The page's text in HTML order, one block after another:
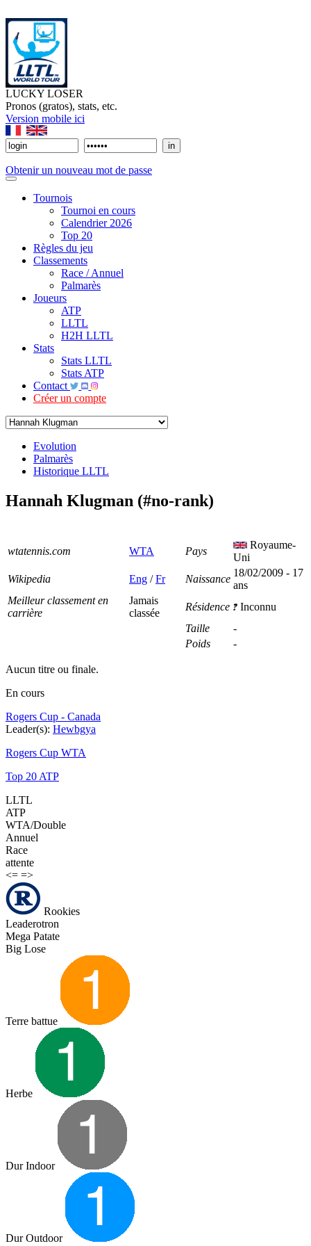
LUCKY LOSER
Pronos (gratos), stats, etc.
Version mobile ici
Obtenir un nouveau mot de passe
Tournois
Tournoi en cours
Calendrier 2026
Top 20
Règles du jeu
Classements
Race / Annuel
Palmarès
Joueurs
ATP
LLTL
H2H LLTL
Stats
Stats LLTL
Stats ATP
Contact
Créer un compte
Evolution
Palmarès
Historique LLTL
Hannah Klugman (#no-rank)
wtatennis.com WTA Pays
Royaume-
Uni
Wikipedia
Eng /Fr Naissance
18/02/2009 - 17
ans
Meilleur classement en
carrière
Jamais
classée
Résidence
Inconnu
Taille
-
Poids
-
Aucun titre ou finale.
En cours
Rogers Cup - Canada
Leader(s): Hewbgya
Rogers Cup WTA
Top 20 ATP
LLTL
ATP
WTA/Double
Annuel
Race
attente
<= =>
Rookies
Leaderotron
Mega Patate
Big Lose
Terre battue
Herbe
Dur Indoor
Dur Outdoor